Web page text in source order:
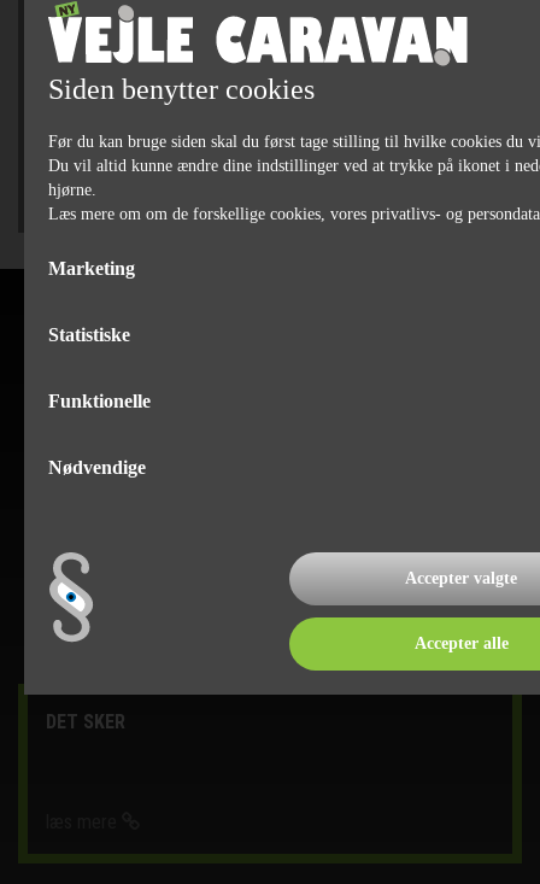
76 90 75 79
SÆLGER
Jan Bertelsen
75 82 84 22
DET SKER
Siden benytter cookies
Før du kan bruge siden skal du først tage stilling til hvilke cookies du
Du vil altid kunne ændre dine indstillinger ved at trykke på ikonet i
hjørne.
Læs mere om om de forskellige cookies, vores privatlivs- og
Marketing
Statistiske
Funktionelle
Nødvendige
Accepter valgte
Accepter alle